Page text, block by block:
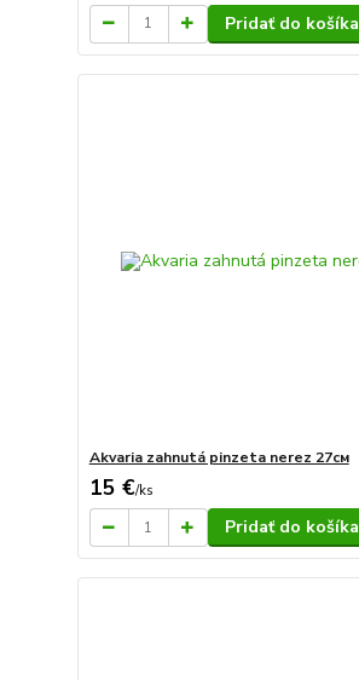
Pridať do košíka
Akvaria zahnutá pinzeta nerez 27см
15 €/ks
Pridať do košíka